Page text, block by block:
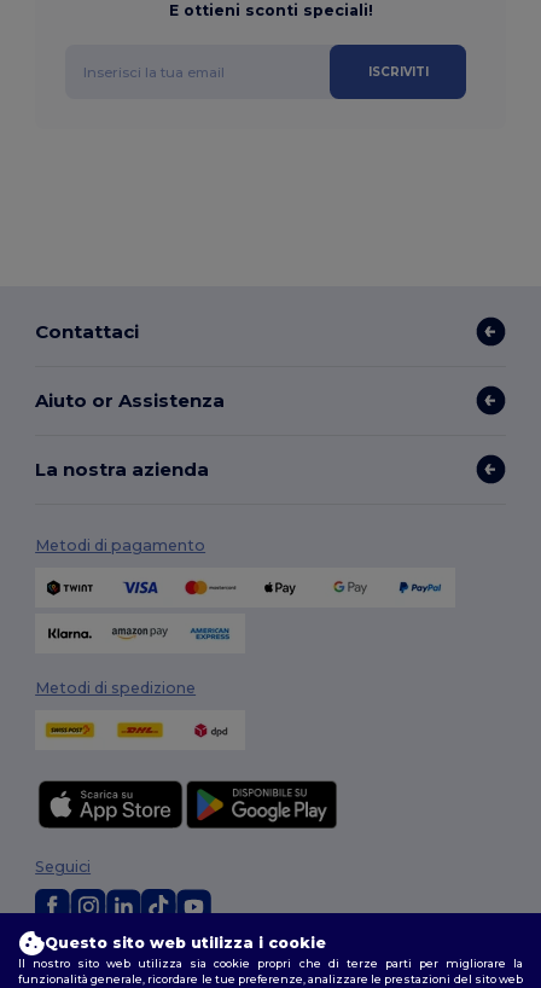
E ottieni sconti speciali!
ISCRIVITI
Contattaci
Aiuto or Assistenza
La nostra azienda
Metodi di pagamento
Metodi di spedizione
2026. Tutti i diritti riservati
Termini e Condizioni|Politica di personalizzazione|Informativa sulla
Seguici
Questo sito web utilizza i cookie
Il nostro sito web utilizza sia cookie propri che di terze parti per migliorare la
funzionalità generale, ricordare le tue preferenze, analizzare le prestazioni del sito web